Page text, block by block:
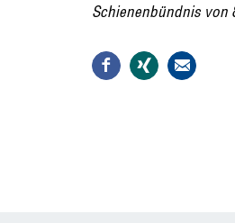
Schienenbündnis von